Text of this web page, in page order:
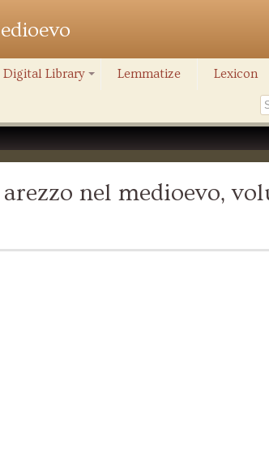
Digital Library Lemmatize Lexicon
nel medioevo,